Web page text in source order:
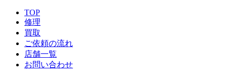
TOP
修理
買取
ご依頼の流れ
店舗一覧
お問い合わせ